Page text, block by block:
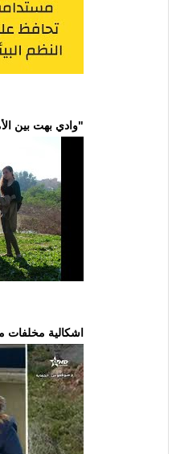
"وادي بهت بين
اشكالية مخلفات